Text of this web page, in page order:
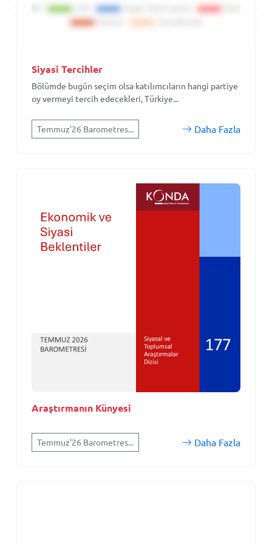
Siyasi Tercihler
Bölümde bugün seçim olsa katılımcıların hangi partiye
oy vermeyi tercih edecekleri, Türkiye...
Temmuz'26 Barometres... Daha Fazla
Araştırmanın Künyesi
Temmuz'26 Barometres... Daha Fazla